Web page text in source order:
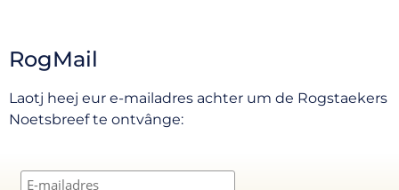
RogMail
Laotj heej eur e-mailadres achter um de Rogstaekers
Noetsbreef te ontvânge: